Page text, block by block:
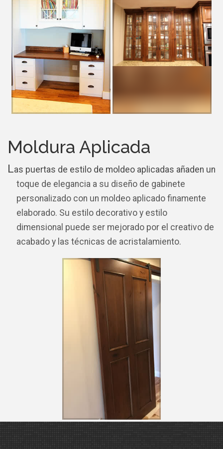
Moldura Aplicada
Las puertas de estilo de moldeo aplicadas añaden un
toque de elegancia a su diseño de gabinete
personalizado con un moldeo aplicado finamente
elaborado. Su estilo decorativo y estilo
dimensional puede ser mejorado por el creativo de
acabado y las técnicas de acristalamiento.